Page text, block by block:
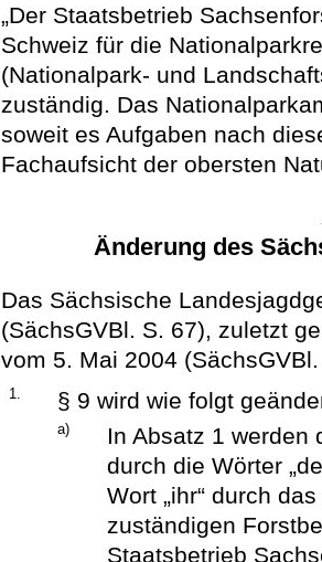
„Der Staatsbetrieb
Schweiz für die
(Nationalpark- und
zuständig. Das
soweit es Aufgaben nach
Fachaufsicht der obersten
Änderung des
Das Sächsische
(SächsGVBl. S. 67), zuletzt
vom 5. Mai 2004
1. § 9 wird wie folgt
a)
In Absatz 1 werden
durch die Wörter
Wort „ihr“ durch
zuständigen
Staatsbetrieb